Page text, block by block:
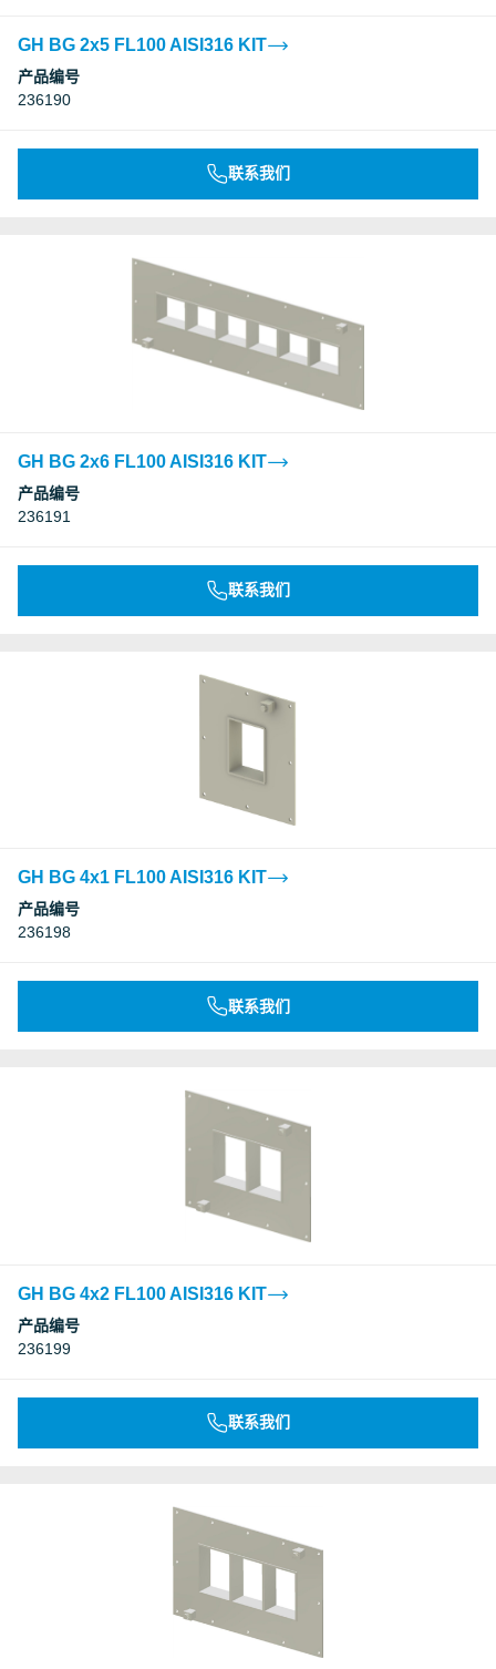
GH BG 2x5 FL100 AISI316 KIT
产品编号
236190
联系我们
GH BG 2x6 FL100 AISI316 KIT
产品编号
236191
联系我们
GH BG 4x1 FL100 AISI316 KIT
产品编号
236198
联系我们
GH BG 4x2 FL100 AISI316 KIT
产品编号
236199
联系我们